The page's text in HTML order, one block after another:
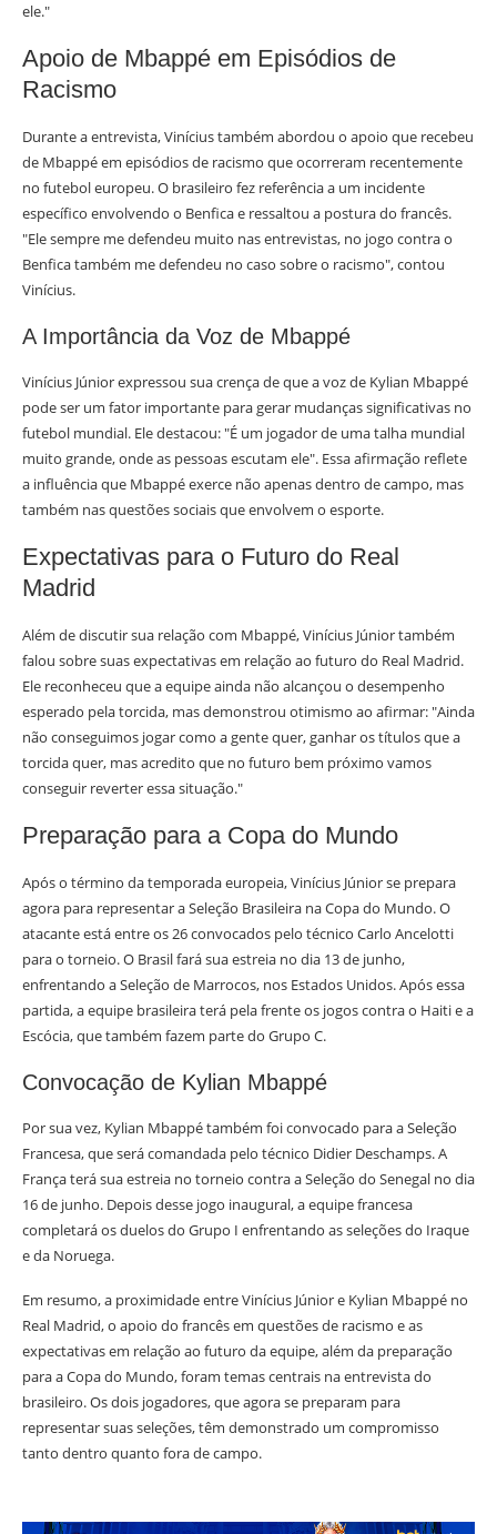
ele."
Apoio de Mbappé em Episódios de
Racismo
Durante a entrevista, Vinícius também abordou o apoio que recebeu
de Mbappé em episódios de racismo que ocorreram recentemente
no futebol europeu. O brasileiro fez referência a um incidente
específico envolvendo o Benfica e ressaltou a postura do francês.
"Ele sempre me defendeu muito nas entrevistas, no jogo contra o
Benfica também me defendeu no caso sobre o racismo", contou
Vinícius.
A Importância da Voz de Mbappé
Vinícius Júnior expressou sua crença de que a voz de Kylian Mbappé
pode ser um fator importante para gerar mudanças significativas no
futebol mundial. Ele destacou: "É um jogador de uma talha mundial
muito grande, onde as pessoas escutam ele". Essa afirmação reflete
a influência que Mbappé exerce não apenas dentro de campo, mas
também nas questões sociais que envolvem o esporte.
Expectativas para o Futuro do Real
Madrid
Além de discutir sua relação com Mbappé, Vinícius Júnior também
falou sobre suas expectativas em relação ao futuro do Real Madrid.
Ele reconheceu que a equipe ainda não alcançou o desempenho
esperado pela torcida, mas demonstrou otimismo ao afirmar: "Ainda
não conseguimos jogar como a gente quer, ganhar os títulos que a
torcida quer, mas acredito que no futuro bem próximo vamos
conseguir reverter essa situação."
Preparação para a Copa do Mundo
Após o término da temporada europeia, Vinícius Júnior se prepara
agora para representar a Seleção Brasileira na Copa do Mundo. O
atacante está entre os 26 convocados pelo técnico Carlo Ancelotti
para o torneio. O Brasil fará sua estreia no dia 13 de junho,
enfrentando a Seleção de Marrocos, nos Estados Unidos. Após essa
partida, a equipe brasileira terá pela frente os jogos contra o Haiti e a
Escócia, que também fazem parte do Grupo C.
Convocação de Kylian Mbappé
Por sua vez, Kylian Mbappé também foi convocado para a Seleção
Francesa, que será comandada pelo técnico Didier Deschamps. A
França terá sua estreia no torneio contra a Seleção do Senegal no dia
16 de junho. Depois desse jogo inaugural, a equipe francesa
completará os duelos do Grupo I enfrentando as seleções do Iraque
e da Noruega.
Em resumo, a proximidade entre Vinícius Júnior e Kylian Mbappé no
Real Madrid, o apoio do francês em questões de racismo e as
expectativas em relação ao futuro da equipe, além da preparação
para a Copa do Mundo, foram temas centrais na entrevista do
brasileiro. Os dois jogadores, que agora se preparam para
representar suas seleções, têm demonstrado um compromisso
tanto dentro quanto fora de campo.